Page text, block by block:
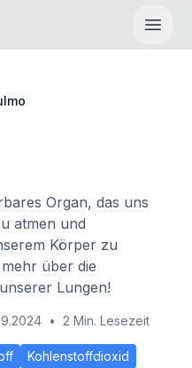
Organ, das uns
atmen und
Körper zu
über die
Lungen!
• 2 Min. Lesezeit
Kohlenstoffdioxid